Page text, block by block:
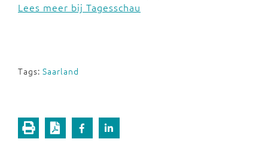
Lees meer bij Tagesschau
Tags: Saarland